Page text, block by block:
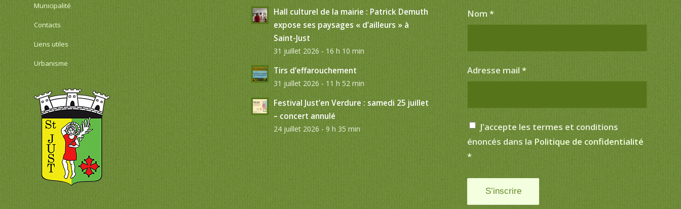
Municipalité
Contacts
Liens utiles
Urbanisme
Hall culturel de la mairie : Patrick Demuth
expose ses paysages « d’ailleurs » à
Saint-Just
31 juillet 2026 - 16 h 10 min
Tirs d’effarouchement
31 juillet 2026 - 11 h 52 min
Festival Just’en Verdure : samedi 25 juillet
– concert annulé
24 juillet 2026 - 9 h 35 min
Nom*
Adresse mail*
J'accepte les termes et conditions
énoncés dans la Politique de confidentialité
*